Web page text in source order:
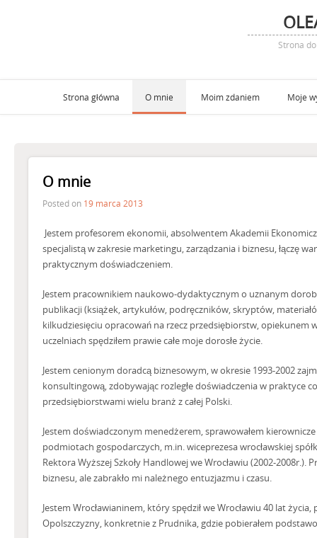
Strona
Strona główna O mnie Moim zdaniem Moje
O mnie
Posted on 19 marca 2013
Jestem profesorem ekonomii, absolwentem Akademii
specjalistą w zakresie marketingu, zarządzania i biznesu, łączę
praktycznym doświadczeniem.
Jestem pracownikiem naukowo-dydaktycznym o uznanym
publikacji (książek, artykułów, podręczników, skryptów,
kilkudziesięciu opracowań na rzecz przedsiębiorstw, opiekunem
uczelniach spędziłem prawie całe moje dorosłe życie.
Jestem cenionym doradcą biznesowym, w okresie 1993-2002
konsultingową, zdobywając rozległe doświadczenia w praktyce
przedsiębiorstwami wielu branż z całej Polski.
Jestem doświadczonym menedżerem, sprawowałem
podmiotach gospodarczych, m.in. wiceprezesa wrocławskiej
Rektora Wyższej Szkoły Handlowej we Wrocławiu (2002-2008r.).
biznesu, ale zabrakło mi należnego entuzjazmu i czasu.
Jestem Wrocławianinem, który spędził we Wrocławiu 40 lat
Opolszczyzny, konkretnie z Prudnika, gdzie pobierałem